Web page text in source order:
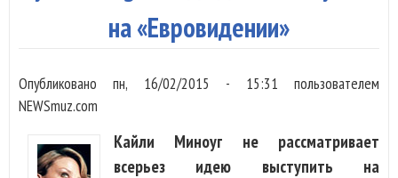
на «Евровидении»
Опубликованопн, 16/02/2015 - 15:31 пользователем
NEWSmuz.com
Кайли Миноуг не рассматривает
всерьез идею выступить на